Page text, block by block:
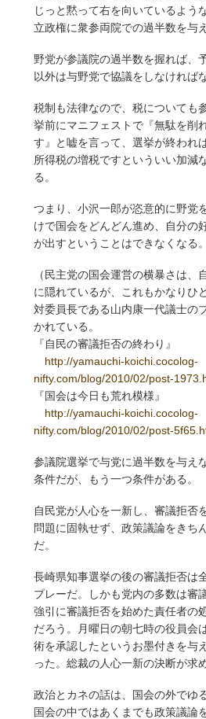
じっと黙って右を向いているよう
立政権に衆参両院での過半数を与
野党が参議院の過半数を握れば、
以外は与野党で協議をしなければ
税制も法律なので、税についても
挙前にマニフェストで『無駄を削
す』と嘘を言って、選挙が終われ
所得税の増税ですといういい加減
る。
つまり、小沢一郎が恣意的に野党
けで国会をどんどん進め、自分の
が出すということはできなくなる。
（民主党の国会運営の横暴さは、
に隠れているが、これもかなりひ
対委員長である山内康一代議士の
かれている。
『自民の審議拒否の終わり』
http://yamauchi-koichi.cocolog-
nifty.com/blog/2010/02/post-
『国会は今日も荒れ模様』
http://yamauchi-koichi.cocolog-
nifty.com/blog/2010/02/post-
参議院選挙で与党に過半数を与え
条件だが、もう一つ条件がある。
自民党が人心を一新し、審議拒否
問題に固執せず、政策議論をきち
だ。
長崎県知事選挙の後の審議拒否は
プレーだ。しかも党内の多数は審
強引に審議拒否を始めた責任者の
だろう。月曜日の朝七時の役員会
術を承認したというお墨付きを与
った。総裁の人心一新の決断が求
政治とカネの話は、国会の外でゆ
国会の中ではあくまでも政策議論